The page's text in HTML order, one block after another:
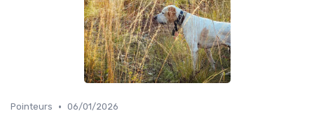
Pointeurs • 06/01/2026